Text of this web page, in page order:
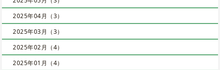
2025年04月（3）
2025年03月（3）
2025年02月（4）
2025年01月（4）